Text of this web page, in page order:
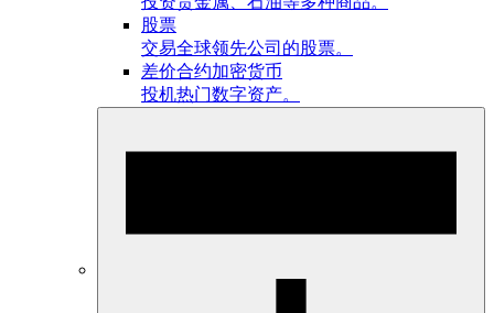
股票
交易全球领先公司的股票。
差价合约加密货币
投机热门数字资产。